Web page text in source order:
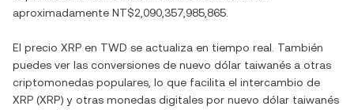
aproximadamente NT$2,090,357,985,865
El precio XRP en TWD se actualiza en tiempo real. También
puedes ver las conversiones de nuevo dólar taiwanés a otras
criptomonedas populares, lo que facilita el intercambio de
XRP (XRP) y otras monedas digitales por nuevo dólar taiwanés